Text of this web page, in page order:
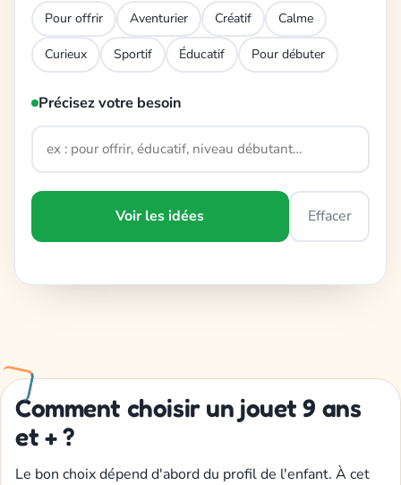
Pour offrir Aventurier Créatif Calme
Curieux Sportif Éducatif Pour débuter
Précisez votre besoin
Voir les idées Effacer
Comment choisir un jouet 9 ans
et + ?
Le bon choix dépend d'abord du profil de l'enfant. À cet